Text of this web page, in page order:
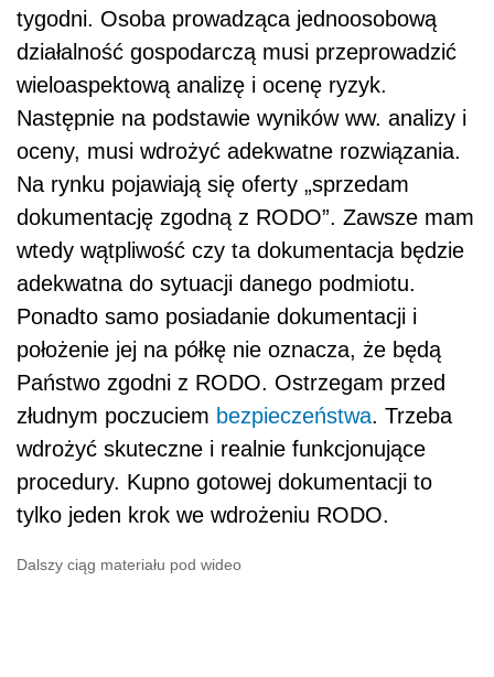
tygodni. Osoba prowadząca jednoosobową
działalność gospodarczą musi przeprowadzić
wieloaspektową analizę i ocenę ryzyk.
Następnie na podstawie wyników ww. analizy i
oceny, musi wdrożyć adekwatne rozwiązania.
Na rynku pojawiają się oferty „sprzedam
dokumentację zgodną z RODO”. Zawsze mam
wtedy wątpliwość czy ta dokumentacja będzie
adekwatna do sytuacji danego podmiotu.
Ponadto samo posiadanie dokumentacji i
położenie jej na półkę nie oznacza, że będą
Państwo zgodni z RODO. Ostrzegam przed
złudnym poczuciem bezpieczeństwa. Trzeba
wdrożyć skuteczne i realnie funkcjonujące
procedury. Kupno gotowej dokumentacji to
tylko jeden krok we wdrożeniu RODO.
Dalszy ciąg materiału pod wideo